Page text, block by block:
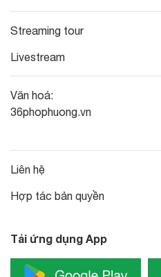
Streaming tour
Livestream
Văn hoá:
36phophuong.vn
Liên hệ
Hợp tác bản quyền
Tải ứng dụng App